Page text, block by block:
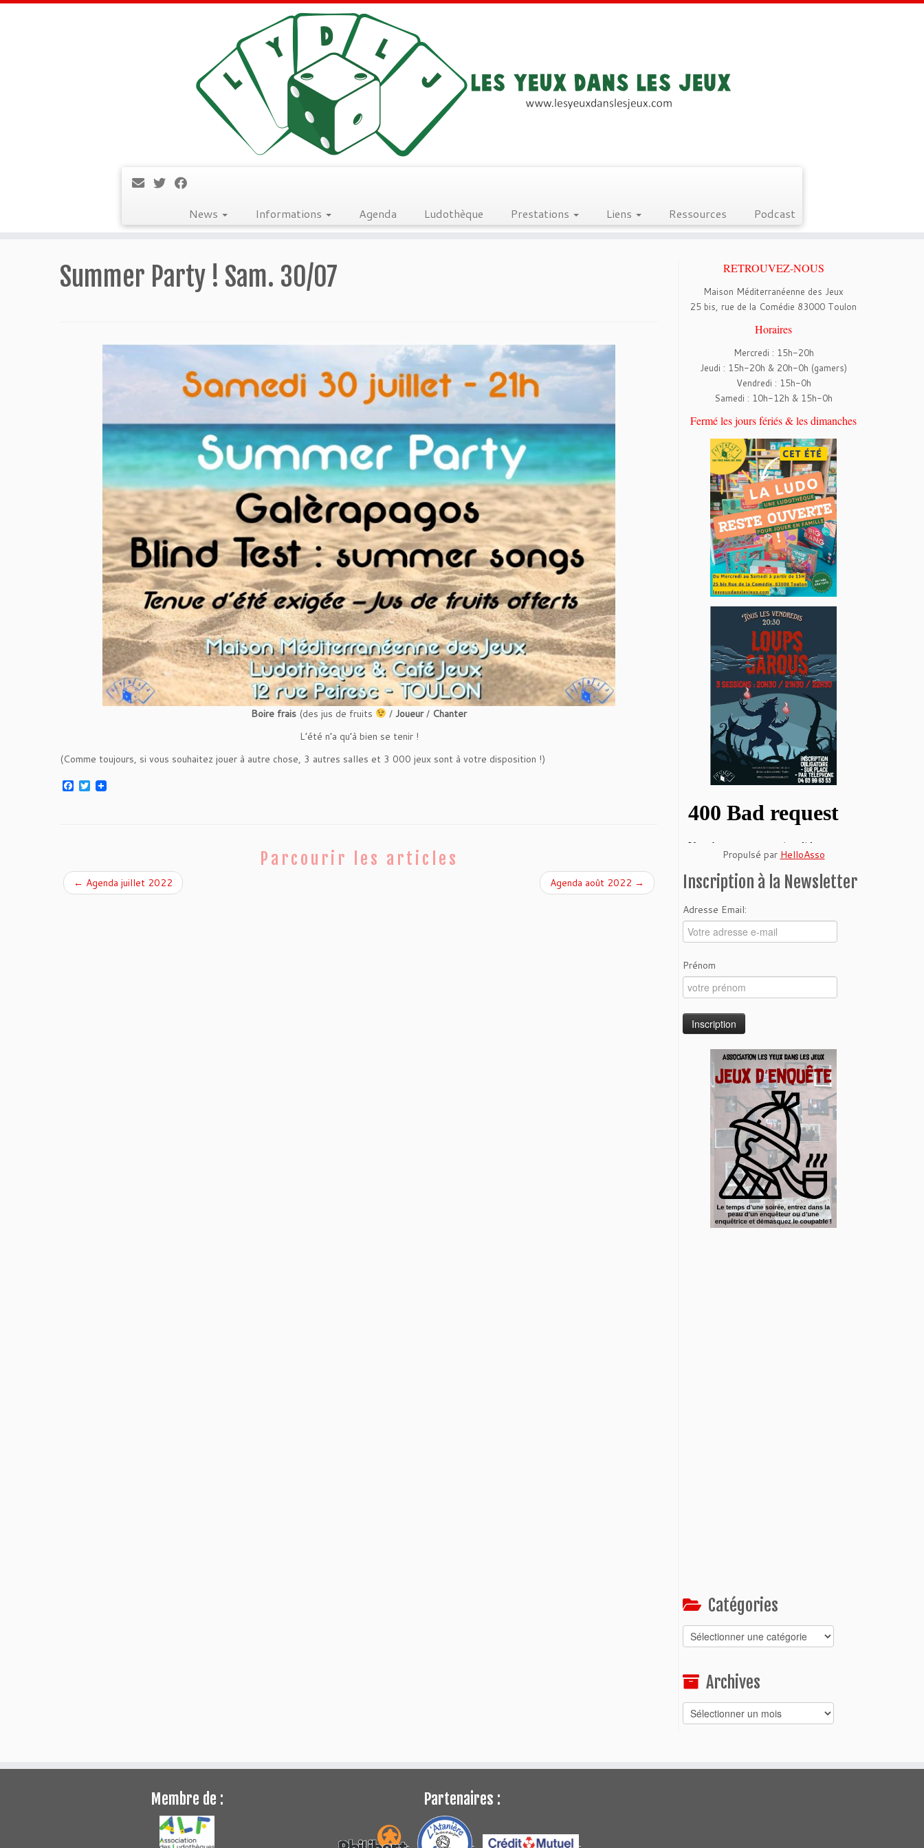
News Informations Agenda Ludothèque Prestations Liens Ressources Podcast
Summer Party ! Sam. 30/07
Boire frais (des jus de fruits / Joueur/ Chanter
L’été n’a qu’à bien se tenir !
(Comme toujours, si vous souhaitez jouer à autre chose, 3 autres salles et 3 000 jeux sont à votre disposition !)
F T
w
Parcourir les articles
← Agenda juillet 2022 Agenda août 2022 →
RETROUVEZ-NOUS
Maison Méditerranéenne des Jeux
25 bis, rue de la Comédie 83000 Toulon
Horaires
Mercredi : 15h-20h
Jeudi : 15h-20h & 20h-0h (gamers)
Vendredi : 15h-0h
Samedi : 10h-12h & 15h-0h
Fermé les jours fériés & les dimanches
Propulsé par HelloAsso
Inscription à la Newsletter
Adresse Email:
Prénom
Catégories
Catégories
Archives
Archives
Membre de : Partenaires :